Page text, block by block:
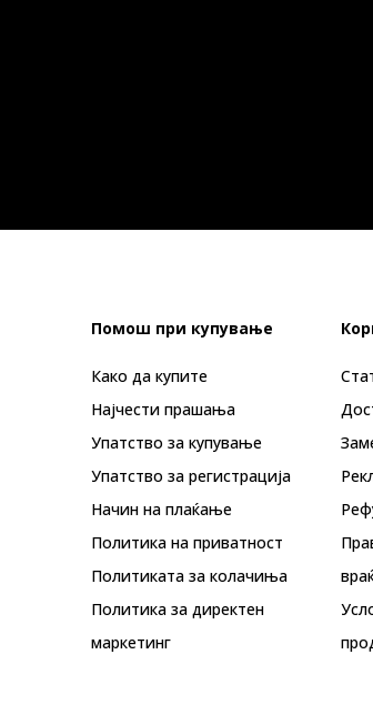
Помош при купување
Како да купите
Најчести прашања
Упатство за купување
Упатство за регистрација
Начин на плаќање
Политика на приватност
Политиката за колачиња
Политика за директен
маркетинг